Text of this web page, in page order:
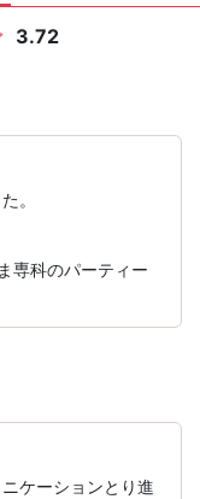
3.72
。
専科のパーティー
ケーションとり進